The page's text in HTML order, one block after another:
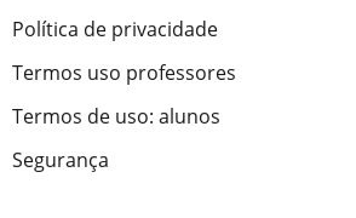
Política de privacidade
Termos uso professores
Termos de uso: alunos
Segurança